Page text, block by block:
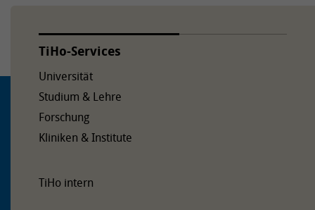
TiHo-Services
Universität
Studium & Lehre
Forschung
Kliniken & Institute
TiHo intern